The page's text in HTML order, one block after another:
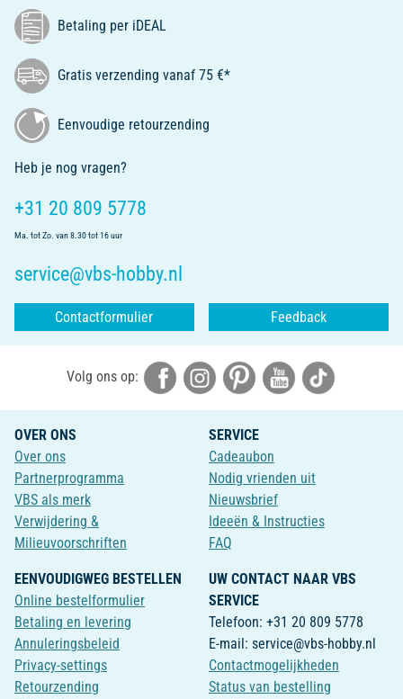
Betaling per iDEAL
Gratis verzending vanaf 75 €*
Eenvoudige retourzending
Heb je nog vragen?
+31 20 809 5778
Ma. tot Zo. van 8.30 tot 16 uur
service@vbs-hobby.nl
Contactformulier Feedback
Volg ons op:
OVER ONS
Over ons
Partnerprogramma
VBS als merk
Verwijdering &
Milieuvoorschriften
SERVICE
Cadeaubon
Nodig vrienden uit
Nieuwsbrief
Ideeën & Instructies
FAQ
EENVOUDIGWEG BESTELLEN
Online bestelformulier
Betaling en levering
Annuleringsbeleid
Privacy-settings
Retourzending
UW CONTACT NAAR VBS
SERVICE
Telefoon: +31 20 809 5778
E-mail: service@vbs-hobby.nl
Contactmogelijkheden
Status van bestelling